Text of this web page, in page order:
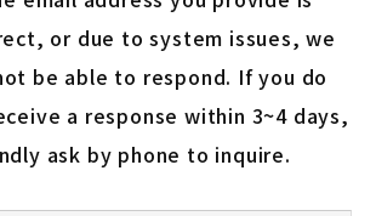
or due to system issues, we
be able to respond. If you do
a response within 3~4 days,
ask by phone to inquire.